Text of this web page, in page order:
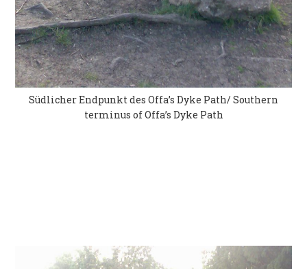
Südlicher Endpunkt des Offa’s Dyke Path/ Southern
terminus of Offa’s Dyke Path